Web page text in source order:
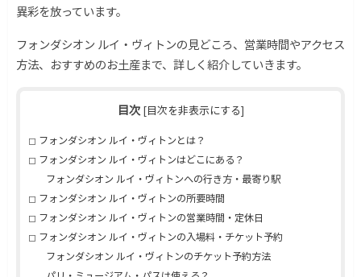
異彩を放っています。
フォンダシオン ルイ・ヴィトンの見どころ、営業時間やアクセス
方法、おすすめのお土産まで、詳しく紹介していきます。
目次 [目次を非表示にする]
フォンダシオン ルイ・ヴィトンとは？
フォンダシオン ルイ・ヴィトンはどこにある？
フォンダシオン ルイ・ヴィトンへの行き方・最寄り駅
フォンダシオン ルイ・ヴィトンの所要時間
フォンダシオン ルイ・ヴィトンの営業時間・定休日
フォンダシオン ルイ・ヴィトンの入場料・チケット予約
フォンダシオン ルイ・ヴィトンのチケット予約方法